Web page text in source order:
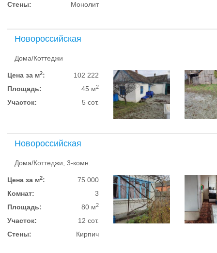
Стены:
Монолит
Новороссийская
Дома/Коттеджи
Цена за м2:
102 222
Площадь:
45 м2
Участок: 5 сот.
Новороссийская
Дома/Коттеджи, 3-комн.
Цена за м2:
75 000
Комнат:
3
Площадь:
80 м2
Участок:
12 сот.
Стены:
Кирпич